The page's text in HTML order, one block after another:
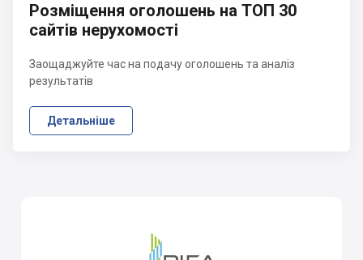
Розміщення оголошень на ТОП 30
сайтів нерухомості
Заощаджуйте час на подачу оголошень та аналіз
результатів
Детальніше